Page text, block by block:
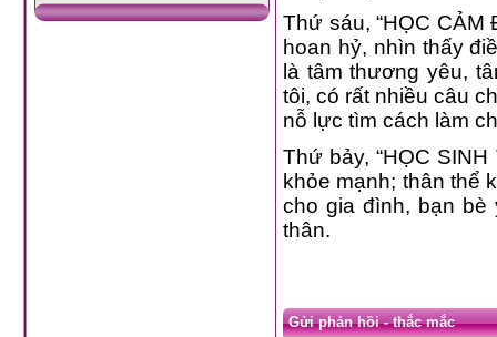
Thứ sáu, “HỌC
hoan hỷ, nhìn thấy
là tâm thương yêu,
tôi, có rất nhiều câu
nỗ lực tìm cách làm
Thứ bảy, “HỌC
khỏe mạnh; thân thể
cho gia đình, bạn
thân.
Gửi phản hồi - thắc mắc